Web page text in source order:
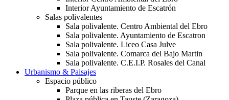
Interior Ayuntamiento de Escatrón
Salas polivalentes
Sala polivalente. Centro Ambiental del Ebro
Sala polivalente. Ayuntamiento de Escatron
Sala polivalente. Liceo Casa Julve
Sala polivalente. Comarca del Bajo Martin
Sala polivalente. C.E.I.P. Rosales del Canal
Urbanismo & Paisajes
Espacio público
Parque en las riberas del Ebro